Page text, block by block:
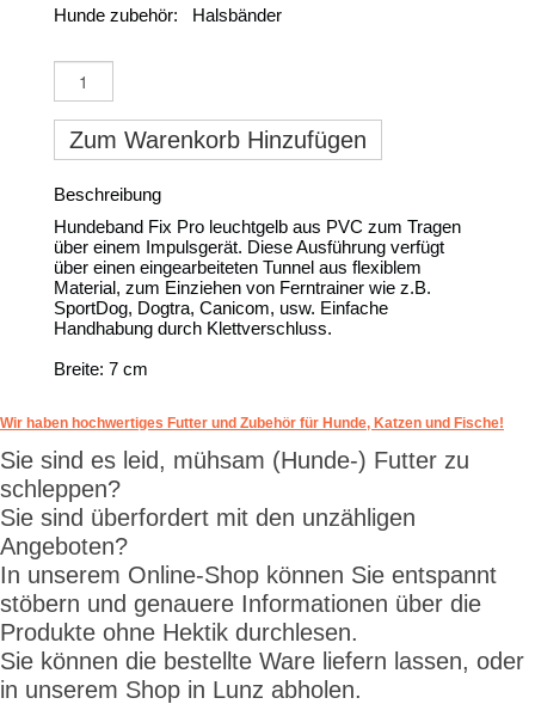
Hunde zubehör: Halsbänder
Zum Warenkorb Hinzufügen
Beschreibung
Hundeband Fix Pro leuchtgelb aus PVC zum Tragen
über einem Impulsgerät. Diese Ausführung verfügt
über einen eingearbeiteten Tunnel aus flexiblem
Material, zum Einziehen von Ferntrainer wie z.B.
SportDog, Dogtra, Canicom, usw. Einfache
Handhabung durch Klettverschluss.
Breite: 7 cm
Wir haben hochwertiges Futter und Zubehör für Hunde, Katzen und Fische!
Sie sind es leid, mühsam (Hunde-) Futter zu
schleppen?
Sie sind überfordert mit den unzähligen
Angeboten?
In unserem Online-Shop können Sie entspannt
stöbern und genauere Informationen über die
Produkte ohne Hektik durchlesen.
Sie können die bestellte Ware liefern lassen, oder
in unserem Shop in Lunz abholen.